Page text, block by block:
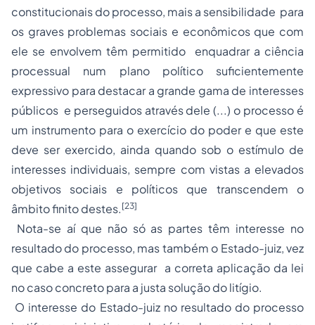
constitucionais do processo, mais a sensibilidade para
os graves problemas sociais e econômicos que com
ele se envolvem têm permitido enquadrar a ciência
processual num plano político suficientemente
expressivo para destacar a grande gama de interesses
públicos e perseguidos através dele (...) o processo é
um instrumento para o exercício do poder e que este
deve ser exercido, ainda quando sob o estímulo de
interesses individuais, sempre com vistas a elevados
objetivos sociais e políticos que transcendem o
âmbito finito destes. [23]
Nota-se aí que não só as partes têm interesse no
resultado do processo, mas também o Estado-juiz, vez
que cabe a este assegurar a correta aplicação da lei
no caso concreto para a justa solução do litígio.
O interesse do Estado-juiz no resultado do processo